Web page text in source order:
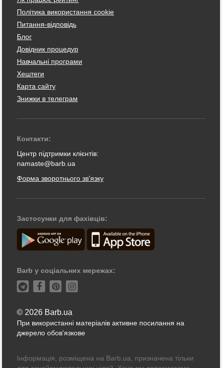
Політика використання cookie
Питання-відповідь
Блог
Довідник процедур
Навчальні програми
Хештеги
Карта сайту
Знижки в телеграм
Контакти:
Центр підтримки клієнтів:
namaste@barb.ua
Форма зворотнього зв'язку
Застосунки для фахівців:
Barb у соціальних мережах:
© 2026 Barb.ua
При використанні матеріалів активне посилання на
джерело обов'язкове
Інформація, розміщена на Barb.ua, призначена тільки